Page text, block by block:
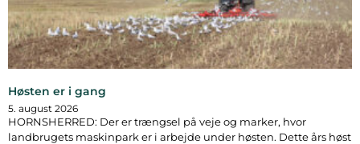
Høsten er i gang
5. august 2026
HORNSHERRED: Der er trængsel på veje og marker, hvor
landbrugets maskinpark er i arbejde under høsten. Dette års høst